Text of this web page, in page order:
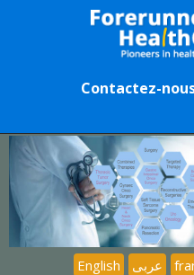
Contactez-
LES
English عربى